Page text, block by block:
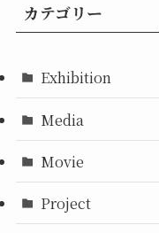
カテゴリー
Exhibition
Media
Movie
Project